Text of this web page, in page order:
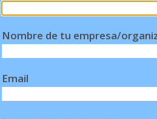
Nombre de tu empresa/
Email